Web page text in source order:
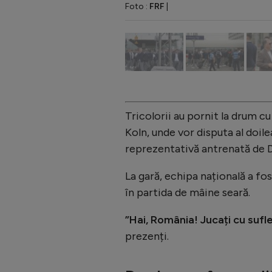
Foto : FRF
Tricolorii au pornit la drum cu
Koln, unde vor disputa al
reprezentativă antrenată de
La gară, echipa națională a
în partida de mâine seară.
”Hai, România! Jucați cu
prezenți.